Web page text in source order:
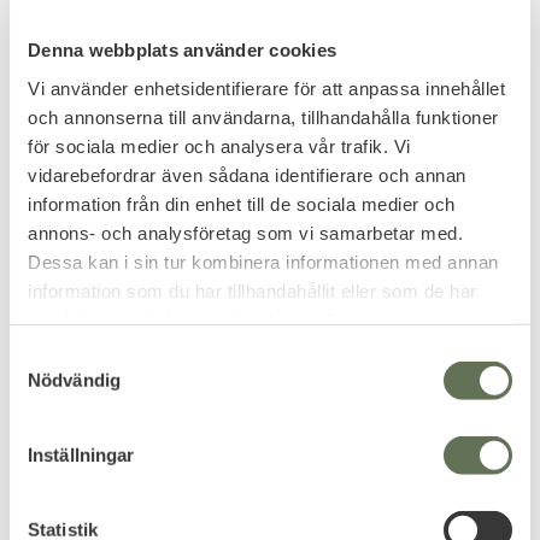
Denna webbplats använder cookies
Vi använder enhetsidentifierare för att anpassa innehållet
och annonserna till användarna, tillhandahålla funktioner
för sociala medier och analysera vår trafik. Vi
vidarebefordrar även sådana identifierare och annan
information från din enhet till de sociala medier och
annons- och analysföretag som vi samarbetar med.
Dessa kan i sin tur kombinera informationen med annan
information som du har tillhandahållit eller som de har
Nödvändig
Inställningar
Statistik
Lägg till i favoriter
Condor Tornado
Taktiskt Benhölster
Höger
399 KR
Lägg till i favoriter
Max Fuchs Benhölster
Justerbar Höger Coyote
349